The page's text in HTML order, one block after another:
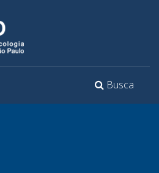
Toggle
Busca